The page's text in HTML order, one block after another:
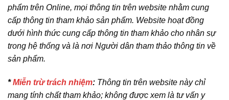
phẩm trên Online, mọi thông tin trên website nhằm cung
cấp thông tin tham khảo sản phẩm. Website hoạt đồng
dưới hình thức cung cấp thông tin tham khảo cho nhân sự
trong hệ thống và là nơi Người dân tham thảo thông tin về
sản phẩm.
*Miễn trừ trách nhiệm: Thông tin trên website này chỉ
mang tính chất tham khảo; không được xem là tư vấn y